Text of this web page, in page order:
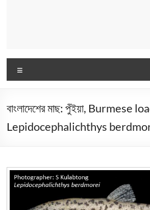
বাংলাদেশের মাছ: পুঁইয়া, Burmese
Lepidocephalichthys